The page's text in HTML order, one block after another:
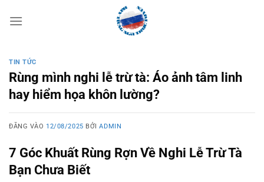
qua
TIN TỨC
Rùng mình nghi lễ trừ tà: Áo ảnh tâm linh
hay hiểm họa khôn lường?
ĐĂNG VÀO 12/08/2025 BỞIADMIN
7 Góc Khuất Rùng Rợn Về Nghi Lễ Trừ Tà
Bạn Chưa Biết